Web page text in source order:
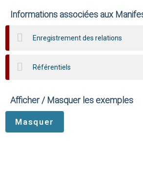
Informations associées aux
Enregistrement des relations
Référentiels
Afficher / Masquer les exemples